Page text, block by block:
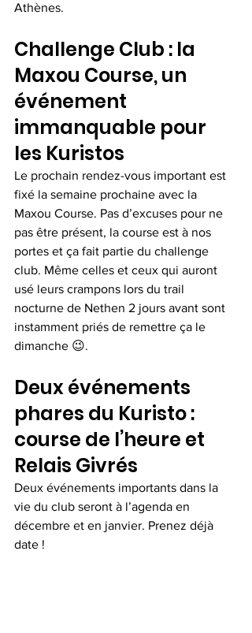
Athènes.
Challenge Club : la
Maxou Course, un
événement
immanquable pour
les Kuristos
Le prochain rendez-vous important est
fixé la semaine prochaine avec la
Maxou Course. Pas d’excuses pour ne
pas être présent, la course est à nos
portes et ça fait partie du challenge
club. Même celles et ceux qui auront
usé leurs crampons lors du trail
nocturne de Nethen 2 jours avant sont
instamment priés de remettre ça le
dimanche 😉.
Deux événements
phares du Kuristo :
course de l’heure et
Relais Givrés
Deux événements importants dans la
vie du club seront à l’agenda en
décembre et en janvier. Prenez déjà
date !